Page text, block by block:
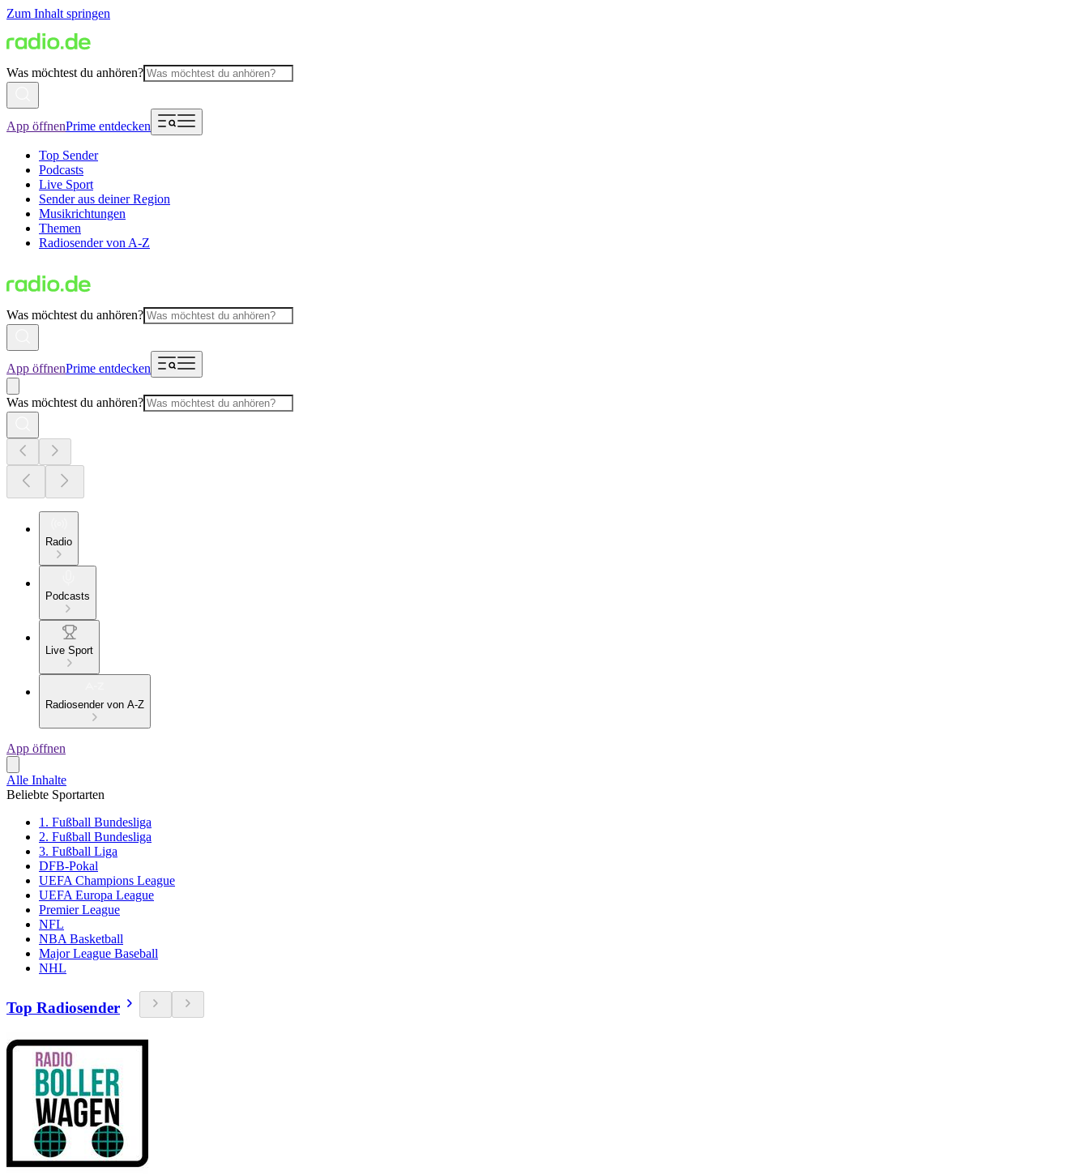
Zum Inhalt springen
Was möchtest du anhören?
App öffnenPrime entdecken
Top Sender
Podcasts
Live Sport
Sender aus deiner Region
Musikrichtungen
Themen
Radiosender von A-Z
Was möchtest du anhören?
App öffnenPrime entdecken
Was möchtest du anhören?
Radio
Podcasts
Live Sport
Radiosender von A-Z
App öffnen
Alle Inhalte
Beliebte Sportarten
1. Fußball Bundesliga
2. Fußball Bundesliga
3. Fußball Liga
DFB-Pokal
UEFA Champions League
UEFA Europa League
Premier League
NFL
NBA Basketball
Major League Baseball
NHL
Top Radiosender